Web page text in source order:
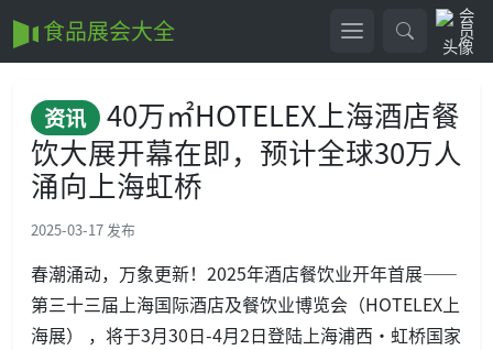
食品展会大全
资讯 40万㎡HOTELEX上海酒店餐
饮大展开幕在即，预计全球30万人
涌向上海虹桥
2025-03-17 发布
春潮涌动，万象更新！2025年酒店餐饮业开年首展——
第三十三届上海国际酒店及餐饮业博览会（HOTELEX上
海展） ，将于3月30日-4月2日登陆上海浦西·虹桥国家